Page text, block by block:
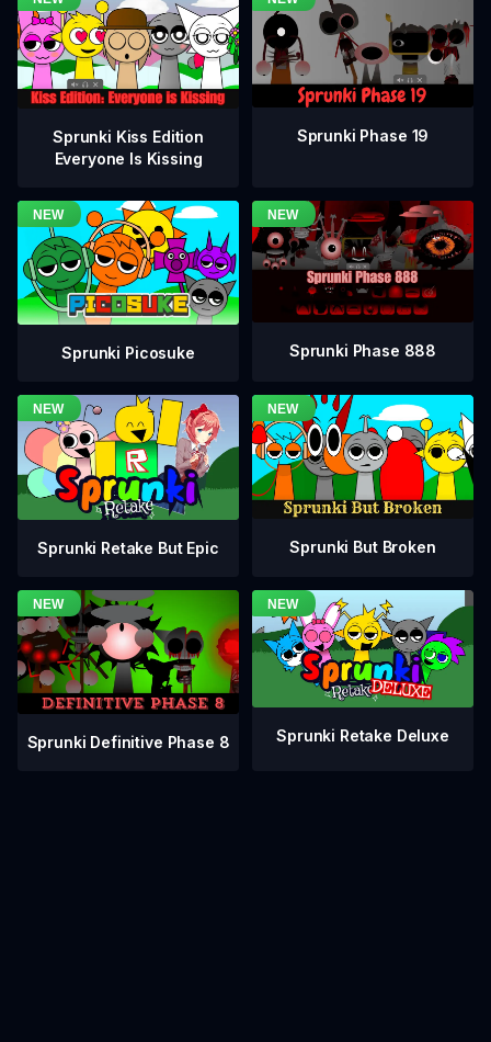
Sprunki Kiss Edition
Everyone Is Kissing
Sprunki Phase 19
Sprunki Picosuke Sprunki Phase 888
Sprunki Retake But Epic Sprunki But Broken
Sprunki Definitive Phase 8 Sprunki Retake Deluxe